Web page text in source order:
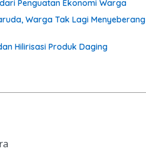
Penguatan Ekonomi Warga
Warga Tak Lagi Menyeberang
Hilirisasi Produk Daging